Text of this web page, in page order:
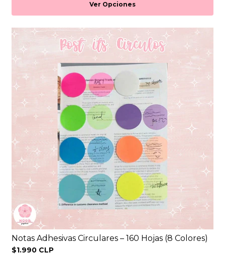
Ver Opciones
Notas Adhesivas Circulares – 160 Hojas (8 Colores)
$1.990 CLP